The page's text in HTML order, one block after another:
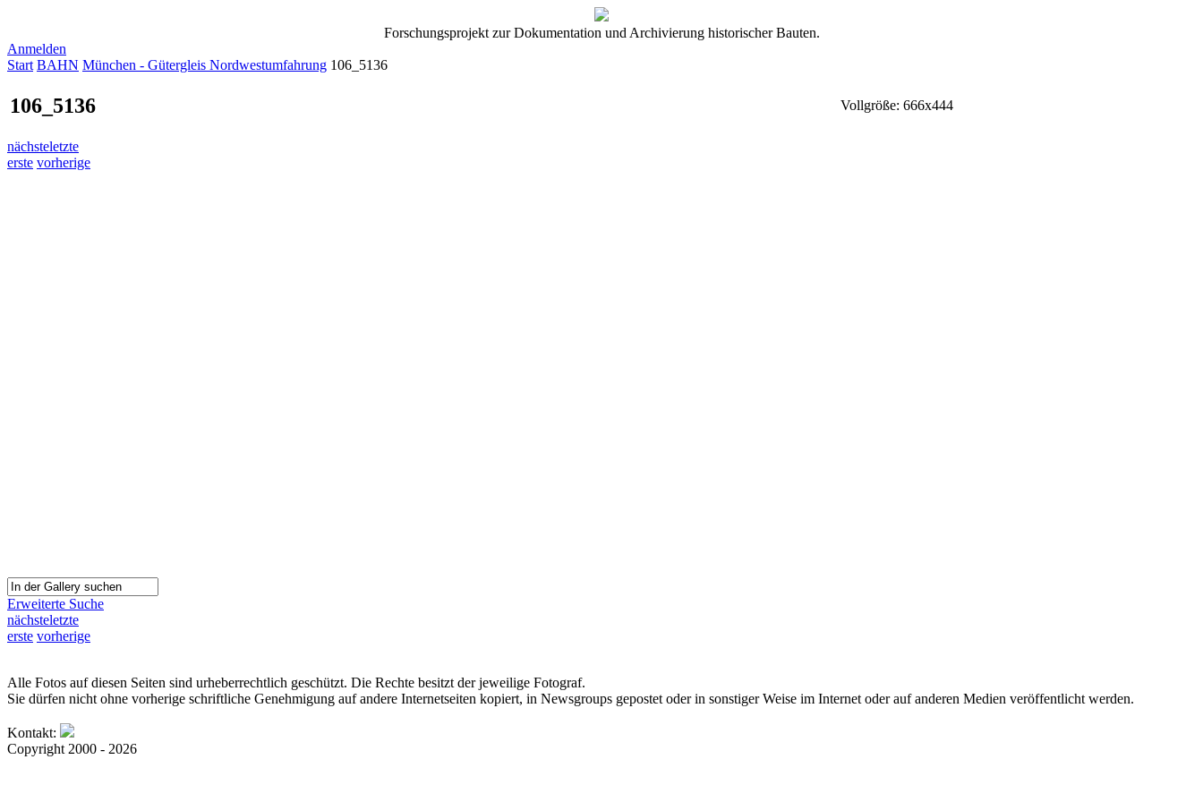
Forschungsprojekt zur Dokumentation und Archivierung historischer Bauten.
Anmelden
Start BAHN München - Gütergleis Nordwestumfahrung 106_5136
106_5136 Vollgröße: 666x444
nächsteletzte
erste vorherige
Erweiterte Suche
nächsteletzte
erste vorherige
Alle Fotos auf diesen Seiten sind urheberrechtlich geschützt. Die Rechte besitzt der jeweilige Fotograf.
Sie dürfen nicht ohne vorherige schriftliche Genehmigung auf andere Internetseiten kopiert, in Newsgroups gepostet oder in sonstiger Weise im Internet oder auf anderen Medien veröffentlicht werden.
Kontakt:
Copyright 2000 - 2026